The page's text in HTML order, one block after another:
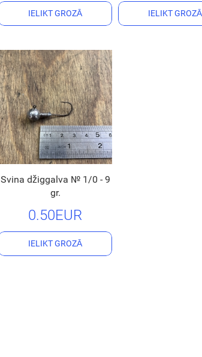
IELIKT GROZĀ IELIKT GROZĀ
Svina džiggalva № 1/0 - 9
gr.
0.50EUR
IELIKT GROZĀ